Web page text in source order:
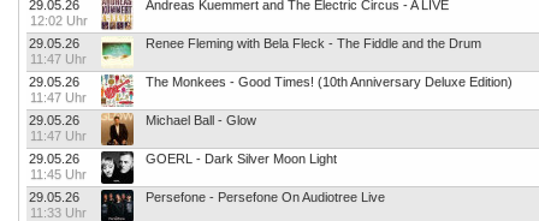
29.05.26
12:02 Uhr
Andreas Kuemmert and The Electric Circus - A LIVE
29.05.26
11:47 Uhr
Renee Fleming with Bela Fleck - The Fiddle and the Drum
29.05.26
11:47 Uhr
The Monkees - Good Times! (10th Anniversary Deluxe Edition)
29.05.26
11:47 Uhr
Michael Ball - Glow
29.05.26
11:45 Uhr
GOERL - Dark Silver Moon Light
29.05.26
11:33 Uhr
Persefone - Persefone On Audiotree Live